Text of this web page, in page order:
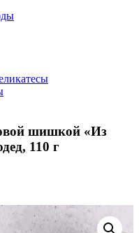
шишкой «Из
110 г